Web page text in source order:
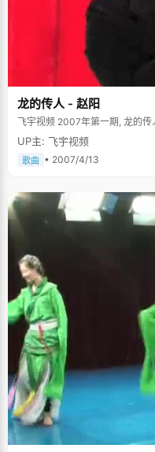
龙的传人 - 赵阳
飞宇视频 2007年第一期, 龙的传
UP主: 飞宇视频
歌曲 • 2007/4/13